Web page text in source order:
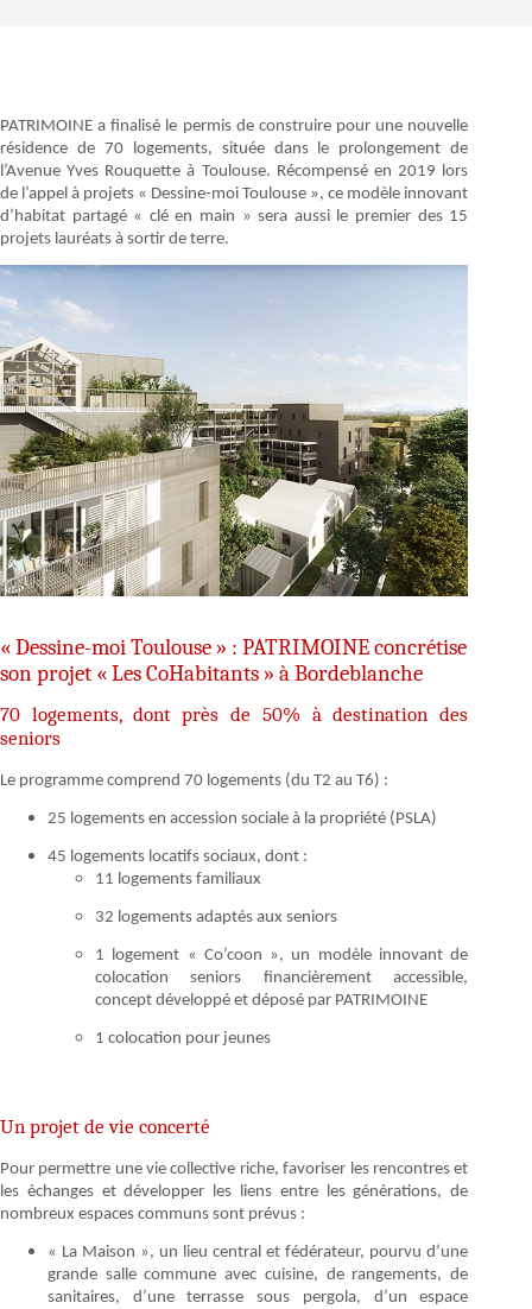
PATRIMOINE a finalisé le permis de construire pour une nouvelle
résidence de 70 logements, située dans le prolongement de
l’Avenue Yves Rouquette à Toulouse. Récompensé en 2019 lors
de l’appel à projets « Dessine-moi Toulouse », ce modèle innovant
d’habitat partagé « clé en main » sera aussi le premier des 15
projets lauréats à sortir de terre.
« Dessine-moi Toulouse » : PATRIMOINE concrétise
son projet « Les CoHabitants » à Bordeblanche
70 logements, dont près de 50% à destination des
seniors
Le programme comprend 70 logements (du T2 au T6) :
25 logements en accession sociale à la propriété (PSLA)
45 logements locatifs sociaux, dont :
11 logements familiaux
32 logements adaptés aux seniors
1 logement « Co’coon », un modèle innovant de
colocation seniors financièrement accessible,
concept développé et déposé par PATRIMOINE
1 colocation pour jeunes
Un projet de vie concerté
Pour permettre une vie collective riche, favoriser les rencontres et
les échanges et développer les liens entre les générations, de
nombreux espaces communs sont prévus :
« La Maison », un lieu central et fédérateur, pourvu d’une
grande salle commune avec cuisine, de rangements, de
sanitaires, d’une terrasse sous pergola, d’un espace